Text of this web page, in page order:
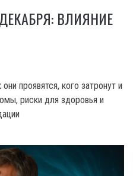
ВЛИЯНИЕ
проявятся, кого затронут и
риски для здоровья и